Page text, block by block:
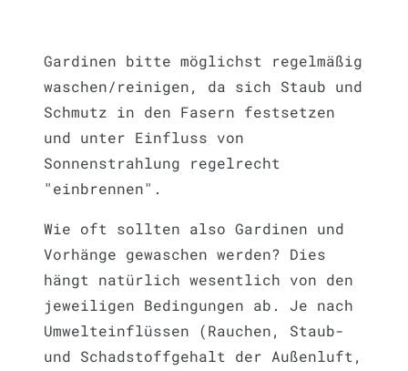
Gardinen bitte möglichst regelmäßig
waschen/reinigen, da sich Staub und
Schmutz in den Fasern festsetzen
und unter Einfluss von
Sonnenstrahlung regelrecht
"einbrennen".
Wie oft sollten also Gardinen und
Vorhänge gewaschen werden? Dies
hängt natürlich wesentlich von den
jeweiligen Bedingungen ab. Je nach
Umwelteinflüssen (Rauchen, Staub-
und Schadstoffgehalt der Außenluft,